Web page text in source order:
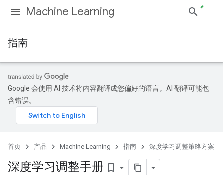
Machine Learning
指南
Google 会使用 AI 技术将内容翻译成您偏好的语言。AI 翻译可能包
含错误。
首页 产品 Machine Learning 指南 深度学习调整策略方案
深度学习调整手册 bookmark_border